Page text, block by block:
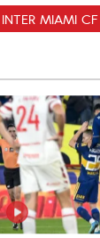
INTER MIAMI CF